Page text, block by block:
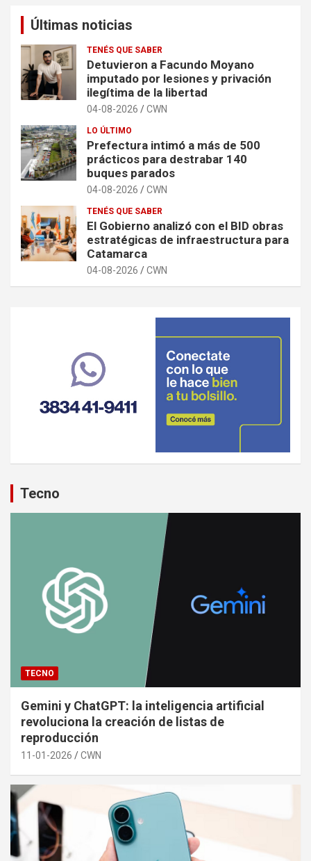
Últimas noticias
TENÉS QUE SABER
Detuvieron a Facundo Moyano
imputado por lesiones y privación
ilegítima de la libertad
04-08-2026 CWN
LO ÚLTIMO
Prefectura intimó a más de 500
prácticos para destrabar 140
buques parados
04-08-2026 CWN
TENÉS QUE SABER
El Gobierno analizó con el BID obras
estratégicas de infraestructura para
Catamarca
04-08-2026 CWN
Tecno
TECNO
Gemini y ChatGPT: la inteligencia artificial
revoluciona la creación de listas de
reproducción
11-01-2026 CWN